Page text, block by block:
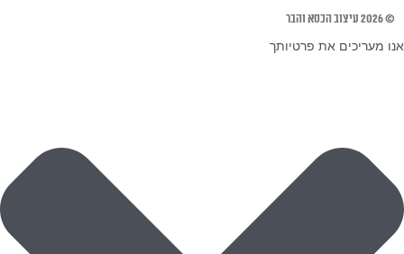
© 2026 עיצוב הכסא והבר
אנו מעריכים את פרטיותך